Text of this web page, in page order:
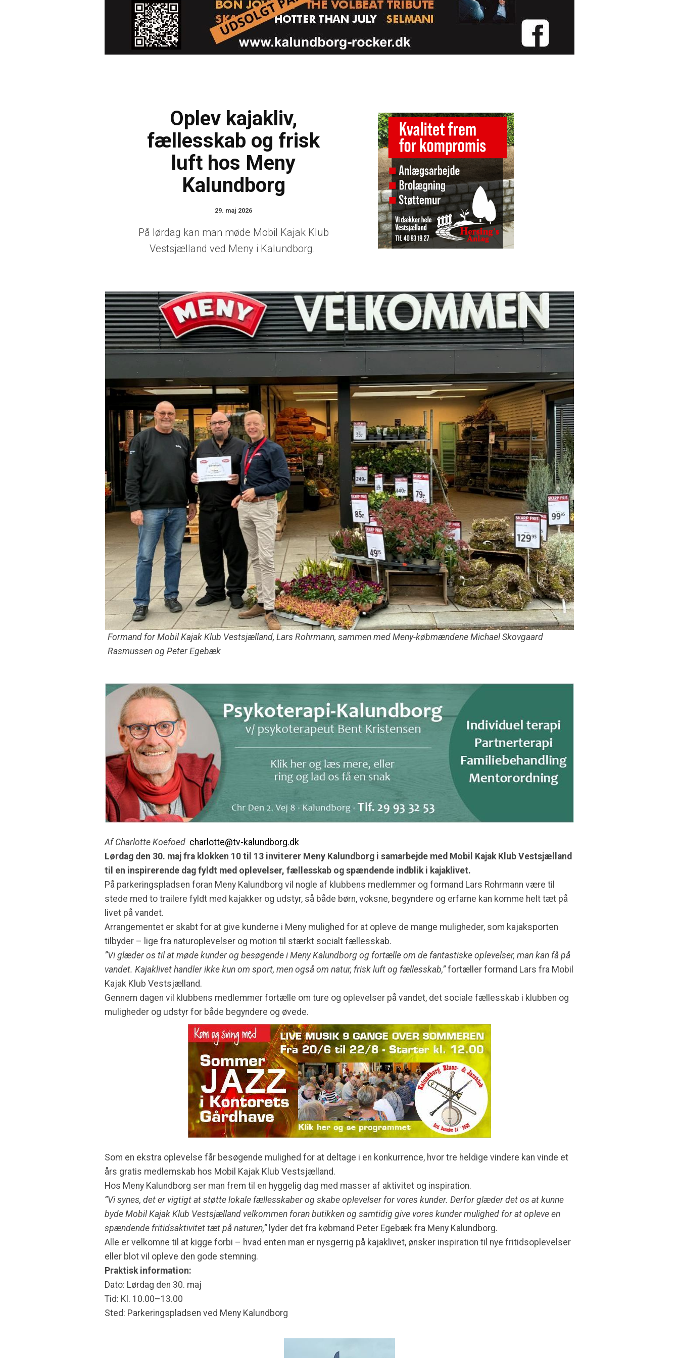
Oplev kajakliv,
fællesskab og frisk
luft hos Meny
Kalundborg
29. maj 2026
På lørdag kan man møde Mobil Kajak Klub
Vestsjælland ved Meny i Kalundborg.
Formand for Mobil Kajak Klub Vestsjælland, Lars Rohrmann, sammen med Meny-købmændene Michael Skovgaard
Rasmussen og Peter Egebæk
Af Charlotte Koefoed charlotte@tv-kalundborg.dk
Lørdag den 30. maj fra klokken 10 til 13 inviterer Meny Kalundborg i samarbejde med Mobil Kajak Klub Vestsjælland
til en inspirerende dag fyldt med oplevelser, fællesskab og spændende indblik i kajaklivet.
På parkeringspladsen foran Meny Kalundborg vil nogle af klubbens medlemmer og formand Lars Rohrmann være til
stede med to trailere fyldt med kajakker og udstyr, så både børn, voksne, begyndere og erfarne kan komme helt tæt på
livet på vandet.
Arrangementet er skabt for at give kunderne i Meny mulighed for at opleve de mange muligheder, som kajaksporten
tilbyder – lige fra naturoplevelser og motion til stærkt socialt fællesskab.
”Vi glæder os til at møde kunder og besøgende i Meny Kalundborg og fortælle om de fantastiske oplevelser, man kan få på
vandet. Kajaklivet handler ikke kun om sport, men også om natur, frisk luft og fællesskab,”fortæller formand Lars fra Mobil
Kajak Klub Vestsjælland.
Gennem dagen vil klubbens medlemmer fortælle om ture og oplevelser på vandet, det sociale fællesskab i klubben og
muligheder og udstyr for både begyndere og øvede.
Som en ekstra oplevelse får besøgende mulighed for at deltage i en konkurrence, hvor tre heldige vindere kan vinde et
års gratis medlemskab hos Mobil Kajak Klub Vestsjælland.
Hos Meny Kalundborg ser man frem til en hyggelig dag med masser af aktivitet og inspiration.
”Vi synes, det er vigtigt at støtte lokale fællesskaber og skabe oplevelser for vores kunder. Derfor glæder det os at kunne
byde Mobil Kajak Klub Vestsjælland velkommen foran butikken og samtidig give vores kunder mulighed for at opleve en
spændende fritidsaktivitet tæt på naturen,”lyder det fra købmand Peter Egebæk fra Meny Kalundborg.
Alle er velkomne til at kigge forbi – hvad enten man er nysgerrig på kajaklivet, ønsker inspiration til nye fritidsoplevelser
eller blot vil opleve den gode stemning.
Praktisk information:
Dato: Lørdag den 30. maj
Tid: Kl. 10.00–13.00
Sted: Parkeringspladsen ved Meny Kalundborg